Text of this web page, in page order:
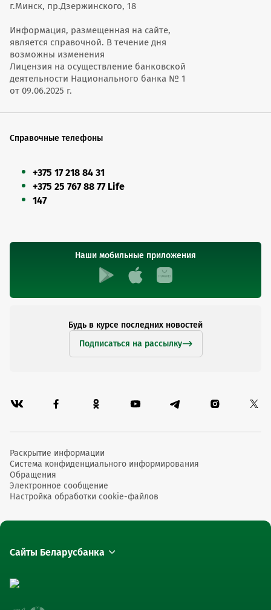
г.Минск, пр.Дзержинского, 18
Информация, размещенная на сайте,
является справочной. В течение дня
возможны изменения
Лицензия на осуществление банковской
деятельности Национального банка № 1
от 09.06.2025 г.
Справочные телефоны
+375 17 218 84 31
+375 25 767 88 77 Life
147
Наши мобильные приложения
Будь в курсе последних новостей
Подписаться на рассылку
Раскрытие информации
Система конфиденциального информирования
Обращения
Электронное сообщение
Настройка обработки cookie-файлов
Сайты Беларусбанка